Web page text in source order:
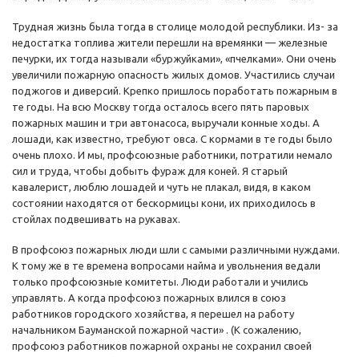
Трудная жизнь была тогда в столице молодой республики. Из- за
недостатка топлива жители перешли на времянки — железные
печурки, их тогда называли «буржуйками», «пчелками». Они очень
увеличили пожарную опасность жилых домов. Участились случаи
поджогов и диверсий. Крепко пришлось поработать пожарным в
те годы. На всю Москву тогда осталось всего пять паровых
пожарных машин и три автонасоса, выручали конные ходы. А
лошади, как известно, требуют овса. С кормами в те годы было
очень плохо. И мы, профсоюзные работники, потратили немало
сил и труда, чтобы добыть фураж для коней. Я старый
кавалерист, люблю лошадей и чуть не плакал, видя, в каком
состоянии находятся от бескормицы кони, их приходилось в
стойлах подвешивать на рукавах.
В профсоюз пожарных люди шли с самыми различными нуждами.
К тому же в те времена вопросами найма и увольнения ведали
только профсоюзные комитеты. Люди работали и учились
управлять. А когда профсоюз пожарных влился в союз
работников городского хозяйства, я перешел на работу
начальником Бауманской пожарной части» . (К сожалению,
профсоюз работников пожарной охраны не сохранил своей